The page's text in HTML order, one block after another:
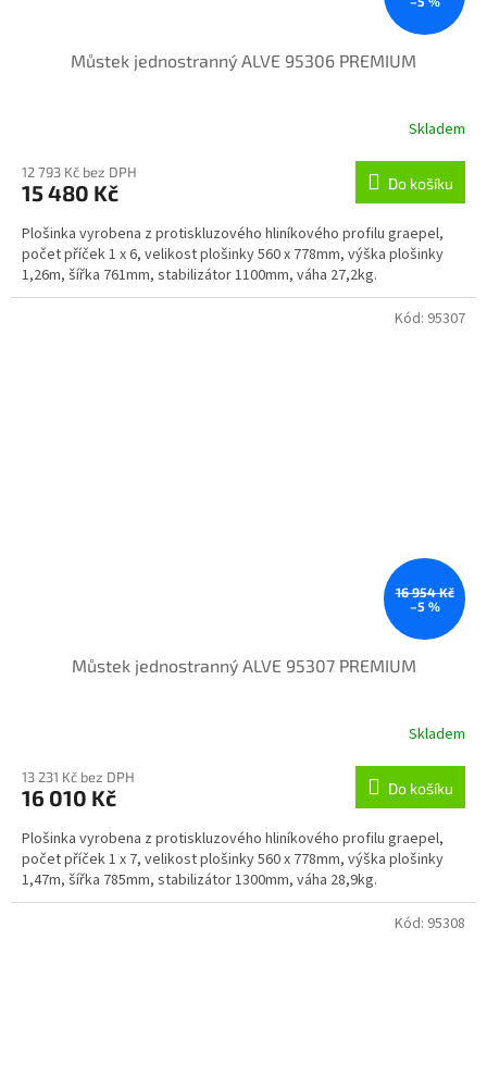
Můstek jednostranný ALVE 95306 PREMIUM
Skladem
12 793 Kč bez DPH
15 480 Kč Do košíku
Plošinka vyrobena z protiskluzového hliníkového profilu graepel,
počet příček 1 x 6, velikost plošinky 560 x 778mm, výška plošinky
1,26m, šířka 761mm, stabilizátor 1100mm, váha 27,2kg.
16 954 Kč
–5 %
Můstek jednostranný ALVE 95307 PREMIUM
Skladem
13 231 Kč bez DPH
16 010 Kč Do košíku
Plošinka vyrobena z protiskluzového hliníkového profilu graepel,
počet příček 1 x 7, velikost plošinky 560 x 778mm, výška plošinky
1,47m, šířka 785mm, stabilizátor 1300mm, váha 28,9kg.
Kód: 95307
Kód: 95308